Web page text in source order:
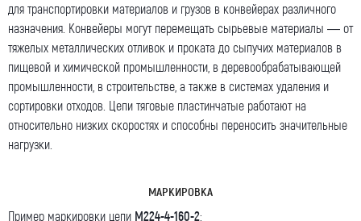
для транспортировки материалов и грузов в конвейерах различного
назначения. Конвейеры могут перемещать сырьевые материалы — от
тяжелых металлических отливок и проката до сыпучих материалов в
пищевой и химической промышленности, в деревообрабатывающей
промышленности, в строительстве, а также в системах удаления и
сортировки отходов. Цепи тяговые пластинчатые работают на
относительно низких скоростях и способны переносить значительные
нагрузки.
МАРКИРОВКА
Пример маркировки цепи М224-4-160-2:
Я даю согласие на обработку моих персональных
данных (ФИО/Компания, телефон, email) компанией
ООО «ЦЕПЬИНВЕСТ».
Посмотреть текст согласия